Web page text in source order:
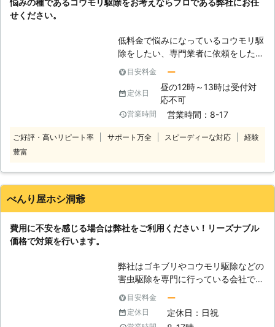
る方もいらっしゃるかもしれません。
たミスがあると再発する可能性が高く
なってしまいます。 駆除したと思い
込んで放置してしまい、いつの間にか
状況が悪化していた……なんて事も考
えられるのです。 そのため、コウモ
リの気配を感じたらすぐに専門業者で
ある害獣プロテクトにご相談くださ
い。 弊社では発生しているコウモリ
薬剤を散布するなどしてコウモリの再
来を防ぎます。 確実にコウモリを駆
も選ばれる理由があります。 【害獣
プロテクトが選ばれる理由】 〇写真
見るだけではありません。被害のある
天井裏、屋根裏まで入り込み、被害状
に写真を撮らせていただき、被害状況
をご説明、対処法とお見積りをご提示
せください。
低料金で悩みになっているコウモリ駆
除をしたい、専門業者に依頼をしたい
ものの高くなりそう、そんな不安をお
抱えなら弊社にお問い合わせくださ
い。 弊社ではいくつものコウモリの
問題を解決してきた実績があり、駆除
のサービスをお客様のご予算に寄り添
ってご提案させていただきます。 自
分たちで行うコウモリ退治では効果が
題が大きくなりかねません。
目安料金 ー
定休日
昼の12時～13時は受付対
応不可
営業時間 営業時間：8-17
ご好評・高いリピート率 サポート万全 スピーディーな対応
経験
豊富
べんり屋ホシ洞爺
費用に不安を感じる場合は弊社をご利用ください！リーズナブル
価格で対策を行います。
弊社はゴキブリやコウモリ駆除などの
害虫駆除を専門に行っている会社で、
北海道虻田郡を中心に活動を行なって
います。害虫は人を不快にさせるだけ
でなく、建物自体にも被害をもたらす
目安料金 ー
定休日 定休日：日祝